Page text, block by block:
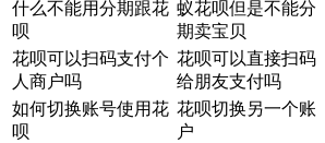
什么不能用分期跟花
呗
蚁花呗但是不能分
期卖宝贝
花呗可以扫码支付个
人商户吗
花呗可以直接扫码
给朋友支付吗
如何切换账号使用花
呗
花呗切换另一个账
户